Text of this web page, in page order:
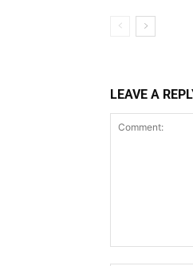
LEAVE A